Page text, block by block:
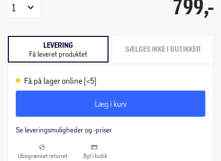
799,-
1
LEVERING
Få leveret produktet SÆLGES IKKE I BUTIKKER
Få på lager online (<5)
Læg i kurv
Se leveringsmuligheder og -priser
Ubegrænset returret Byt i butik